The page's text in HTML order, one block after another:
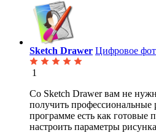
Sketch Drawer Цифровое
1
Со Sketch Drawer вам не
получить
программе есть как готовые
настроить параметры